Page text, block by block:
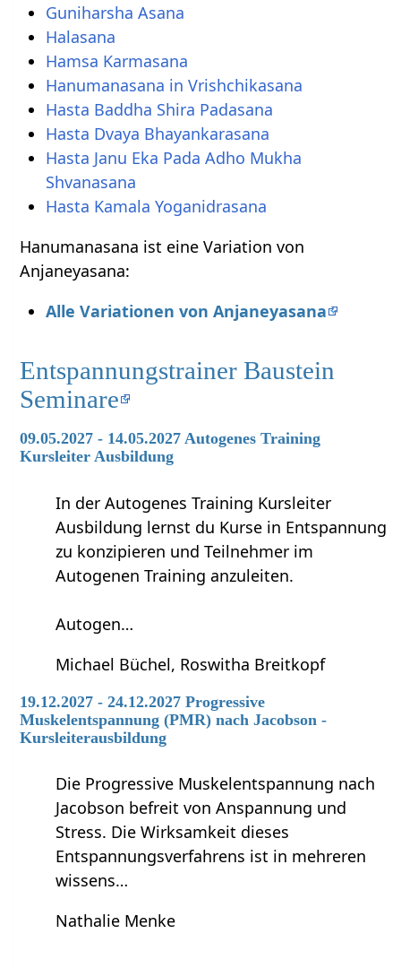
Guniharsha Asana
Halasana
Hamsa Karmasana
Hanumanasana in Vrishchikasana
Hasta Baddha Shira Padasana
Hasta Dvaya Bhayankarasana
Hasta Janu Eka Pada Adho Mukha
Shvanasana
Hasta Kamala Yoganidrasana
Hanumanasana ist eine Variation von
Anjaneyasana:
Alle Variationen von Anjaneyasana
Entspannungstrainer Baustein
Seminare
09.05.2027 - 14.05.2027 Autogenes Training
Kursleiter Ausbildung
In der Autogenes Training Kursleiter
Ausbildung lernst du Kurse in Entspannung
zu konzipieren und Teilnehmer im
Autogenen Training anzuleiten.
Autogen…
Michael Büchel, Roswitha Breitkopf
19.12.2027 - 24.12.2027 Progressive
Muskelentspannung (PMR) nach Jacobson -
Kursleiterausbildung
Die Progressive Muskelentspannung nach
Jacobson befreit von Anspannung und
Stress. Die Wirksamkeit dieses
Entspannungsverfahrens ist in mehreren
wissens…
Nathalie Menke